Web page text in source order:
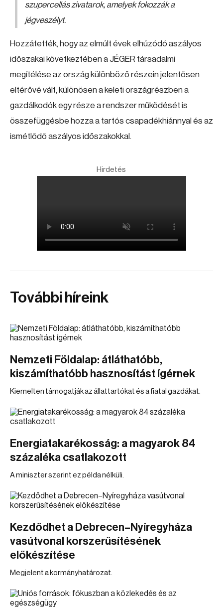
szupercellás zivatarok, amelyek fokozzák a
jégveszélyt.
Hozzátették, hogy az elmúlt évek elhúzódó aszályos
időszakai következtében a JÉGER társadalmi
megítélése az ország különböző részein jelentősen
eltérővé vált, különösen a keleti országrészben a
gazdálkodók egy része a rendszer működését is
összefüggésbe hozza a tartós csapadékhiánnyal és az
ismétlődő aszályos időszakokkal.
Hirdetés
További híreink
Nemzeti Földalap: átláthatóbb,
kiszámíthatóbb hasznosítást ígérnek
Kiemelten támogatják az állattartókat és a fiatal gazdákat.
Energiatakarékosság: a magyarok 84
százaléka csatlakozott
A miniszter szerint ez példa nélküli.
Kezdődhet a Debrecen–Nyíregyháza
vasútvonal korszerűsítésének
előkészítése
Megjelent a kormányhatározat.